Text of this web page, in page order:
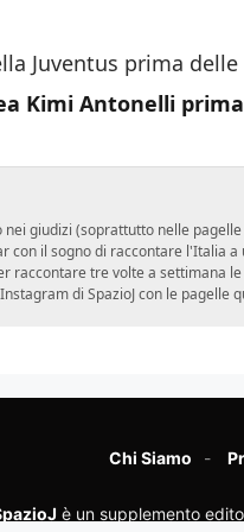
Juventus prima
Kimi Antonelli
giudizi (soprattutto nelle
con il sogno di raccontare l'Italia
raccontare tre volte a settimana
di SpazioJ con le pagelle
Chi Siamo
è un supplemento